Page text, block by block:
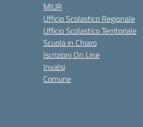
MIUR
Ufficio Scolastico Regionale
Ufficio Scolastico Territoriale
Scuola in Chiaro
Iscrizioni On Line
Invalsi
Comune